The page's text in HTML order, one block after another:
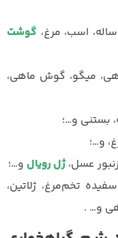
اسب، مرغ، گوشت
میگو، گوش ماهی،
بستنی و…؛
و…؛
عسل، ژل رویال و…؛
سفیده تخم‌مرغ، ژلاتین،